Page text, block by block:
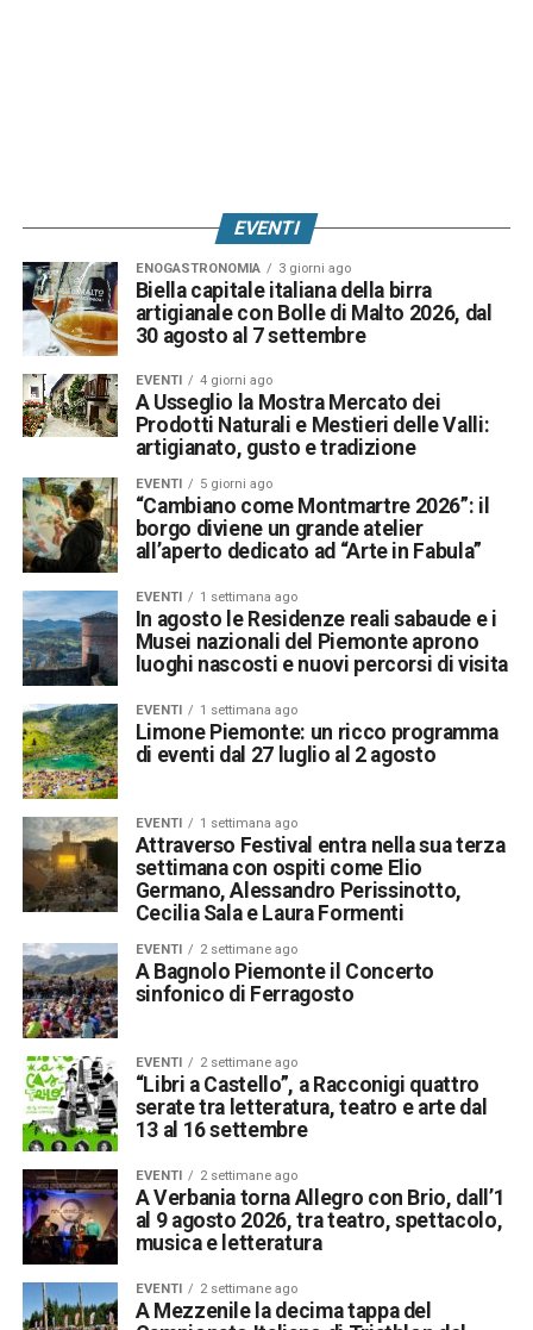
EVENTI
ENOGASTRONOMIA 3 giorni ago
Biella capitale italiana della birra
artigianale con Bolle di Malto 2026, dal
30 agosto al 7 settembre
EVENTI 4 giorni ago
A Usseglio la Mostra Mercato dei
Prodotti Naturali e Mestieri delle Valli:
artigianato, gusto e tradizione
EVENTI 5 giorni ago
“Cambiano come Montmartre 2026”: il
borgo diviene un grande atelier
all’aperto dedicato ad “Arte in Fabula”
EVENTI 1 settimana ago
In agosto le Residenze reali sabaude e i
Musei nazionali del Piemonte aprono
luoghi nascosti e nuovi percorsi di visita
EVENTI 1 settimana ago
Limone Piemonte: un ricco programma
di eventi dal 27 luglio al 2 agosto
EVENTI 1 settimana ago
Attraverso Festival entra nella sua terza
settimana con ospiti come Elio
Germano, Alessandro Perissinotto,
Cecilia Sala e Laura Formenti
EVENTI 2 settimane ago
A Bagnolo Piemonte il Concerto
sinfonico di Ferragosto
EVENTI 2 settimane ago
“Libri a Castello”, a Racconigi quattro
serate tra letteratura, teatro e arte dal
13 al 16 settembre
EVENTI 2 settimane ago
A Verbania torna Allegro con Brio, dall’1
al 9 agosto 2026, tra teatro, spettacolo,
musica e letteratura
EVENTI 2 settimane ago
A Mezzenile la decima tappa del